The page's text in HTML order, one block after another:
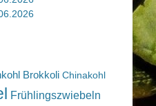
Brokkoli Chinakohl
Frühlingszwiebeln